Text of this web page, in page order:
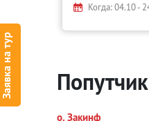
Заявка на тур
Когда: 04.10 -
о. Закинф